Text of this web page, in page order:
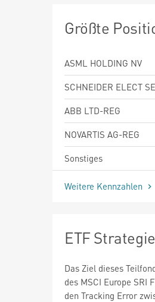
Größte
ASML HOLDING NV
SCHNEIDER ELECT SE
ABB LTD-REG
NOVARTIS AG-REG
Sonstiges
Weitere Kennzahlen
ETF Strategie
Das Ziel dieses
des MSCI Europe SRI
den Tracking Error